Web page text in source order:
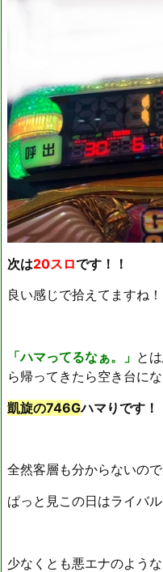
次は20スロです！！
良い感じで拾えてますね！
「ハマってるなぁ。」 と
ら帰ってきたら空き台に
凱旋の746Gハマりです！
全然客層も分からないの
ぱっと見この日はライバ
少なくとも悪エナのよう